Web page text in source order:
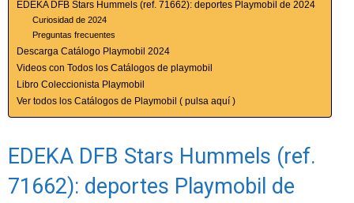
EDEKA DFB Stars Hummels (ref. 71662): deportes Playmobil de 2024
Curiosidad de 2024
Preguntas frecuentes
Descarga Catálogo Playmobil 2024
Videos con Todos los Catálogos de playmobil
Libro Coleccionista Playmobil
Ver todos los Catálogos de Playmobil ( pulsa aquí )
EDEKA DFB Stars Hummels (ref.
71662): deportes Playmobil de